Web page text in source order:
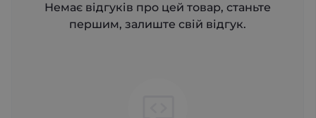
Немає відгуків про цей товар, станьте
першим, залиште свій відгук.